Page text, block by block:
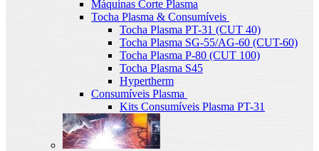
Máquinas Corte Plasma
Tocha Plasma & Consumíveis
Tocha Plasma PT-31 (CUT 40)
Tocha Plasma SG-55/AG-60 (CUT-60)
Tocha Plasma P-80 (CUT 100)
Tocha Plasma S45
Hypertherm
Consumíveis Plasma
Kits Consumíveis Plasma PT-31